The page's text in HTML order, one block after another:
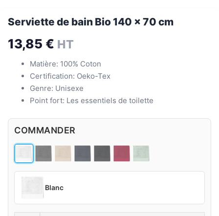
Serviette de bain Bio 140 x 70 cm
13,85 € HT
Matière: 100% Coton
Certification: Oeko-Tex
Genre: Unisexe
Point fort: Les essentiels de toilette
COMMANDER
Blanc